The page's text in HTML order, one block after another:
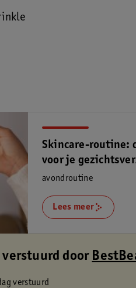
Skincare-routine:
voor je
avondroutine
Lees meer
verstuurd door
verstuurd